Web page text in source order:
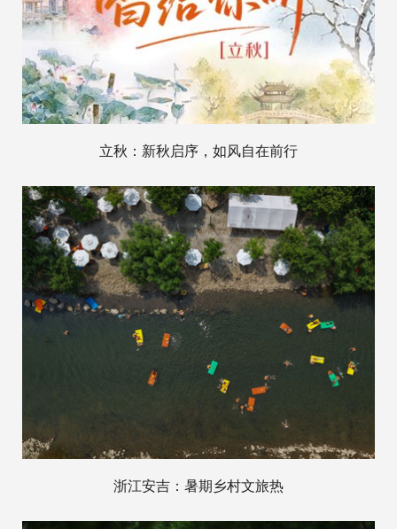
立秋：新秋启序，如风自在前行
浙江安吉：暑期乡村文旅热